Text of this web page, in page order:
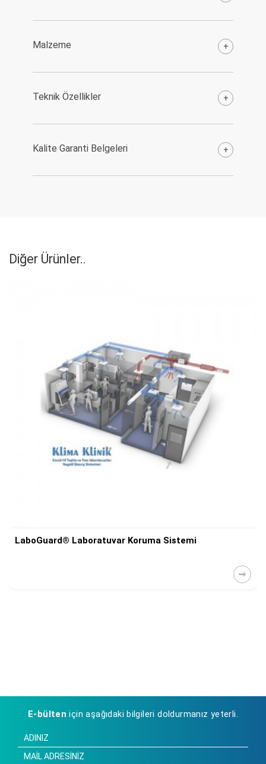
Malzeme +
Teknik Özellikler +
Kalite Garanti Belgeleri +
Diğer Ürünler..
LaboGuard® Laboratuvar Koruma Sistemi
E-bülten için aşağıdaki bilgileri doldurmanız yeterli.